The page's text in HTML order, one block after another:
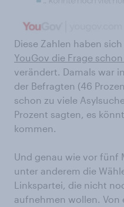
Diese Zahlen haben
YouGov die Frage
verändert. Damals war
der Befragten (46
schon zu viele
Prozent sagten, es
kommen.
Und genau wie vor fünf
unter anderem die
Linkspartei, die nicht
aufnehmen wollen. Von